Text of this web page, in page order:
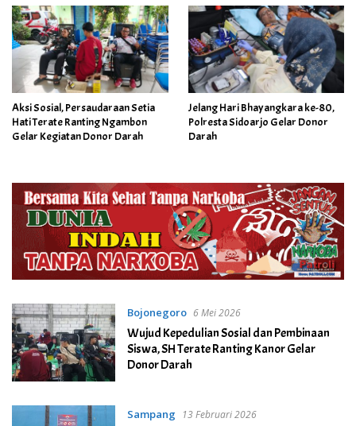
Aksi Sosial, Persaudaraan Setia
Hati Terate Ranting Ngambon
Gelar Kegiatan Donor Darah
Jelang Hari Bhayangkara ke-80,
Polresta Sidoarjo Gelar Donor
Darah
Bojonegoro 6 Mei 2026
Wujud Kepedulian Sosial dan Pembinaan
Siswa, SH Terate Ranting Kanor Gelar
Donor Darah
Sampang 13 Februari 2026